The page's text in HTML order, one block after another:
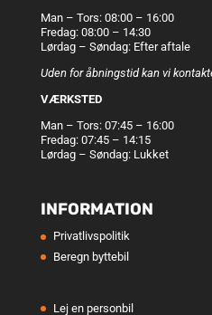
Man – Tors: 08:00 – 16:00
Fredag: 08:00 – 14:30
Lørdag – Søndag: Efter aftale
Uden for åbningstid kan vi
VÆRKSTED
Man – Tors: 07:45 – 16:00
Fredag: 07:45 – 14:15
Lørdag – Søndag: Lukket
INFORMATION
Privatlivspolitik
Beregn byttebil
Lej en personbil